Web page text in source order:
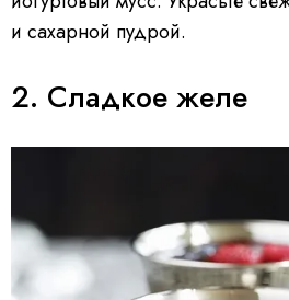
и сахарной пудрой.
2. Сладкое желе